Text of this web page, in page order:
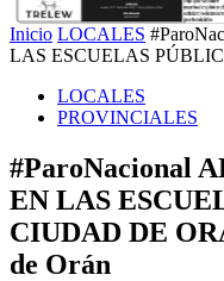
Inicio LOCALES
LAS ESCUELAS
LOCALES
PROVINCIALES
#ParoNacional
EN LAS
CIUDAD DE
de Orán